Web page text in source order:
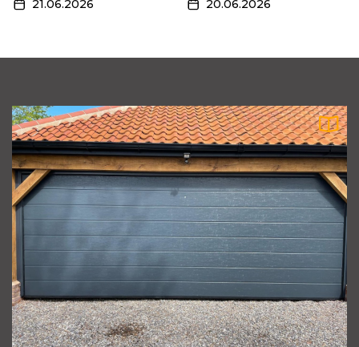
5
6
Де замовити вивіску: топ кращих компаній
з виготовлення вивісок
7
Що роблять адвокати та яку допомогу
надають
8
Експертний рейтинг компаній з продажу
сонячних батарей 2026
21.06.2026 20.06.2026